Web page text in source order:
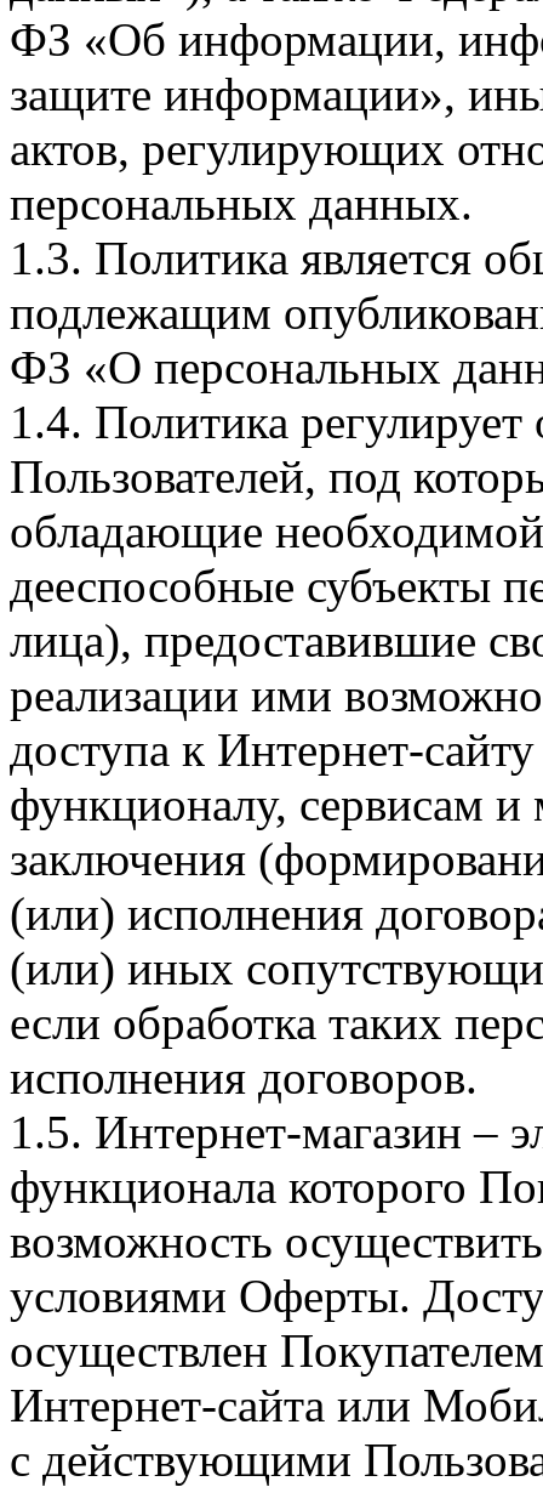
ФЗ «Об информации,
защите информации»,
актов, регулирующих
персональных данных.
1.3. Политика является
подлежащим
ФЗ «О персональных
1.4. Политика
Пользователей, под
обладающие
дееспособные субъекты
лица), предоставившие
реализации ими
доступа к Интернет-
функционалу, сервисам и
заключения
(или) исполнения
(или) иных
если обработка таких
исполнения договоров.
1.5. Интернет-магазин –
функционала которого
возможность
условиями Оферты.
осуществлен
Интернет-сайта или
с действующими